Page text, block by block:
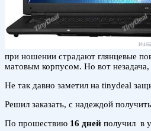
при ношении страдают глянцевые
матовым корпусом. Но вот незадача,
Не так давно заметил на tinydeal
Решил заказать, с надеждой
По прошествию 16 дней получил в